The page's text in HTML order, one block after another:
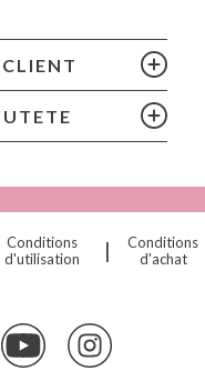
Conditions
d'utilisation
|
Conditions
d'achat